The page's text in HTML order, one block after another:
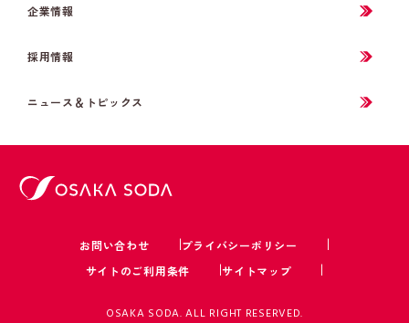
企業情報
採用情報
ニュース＆トピックス
お問い合わせ
プライバシーポリシー
サイトのご利用条件
サイトマップ
OSAKA SODA. ALL RIGHT RESERVED.